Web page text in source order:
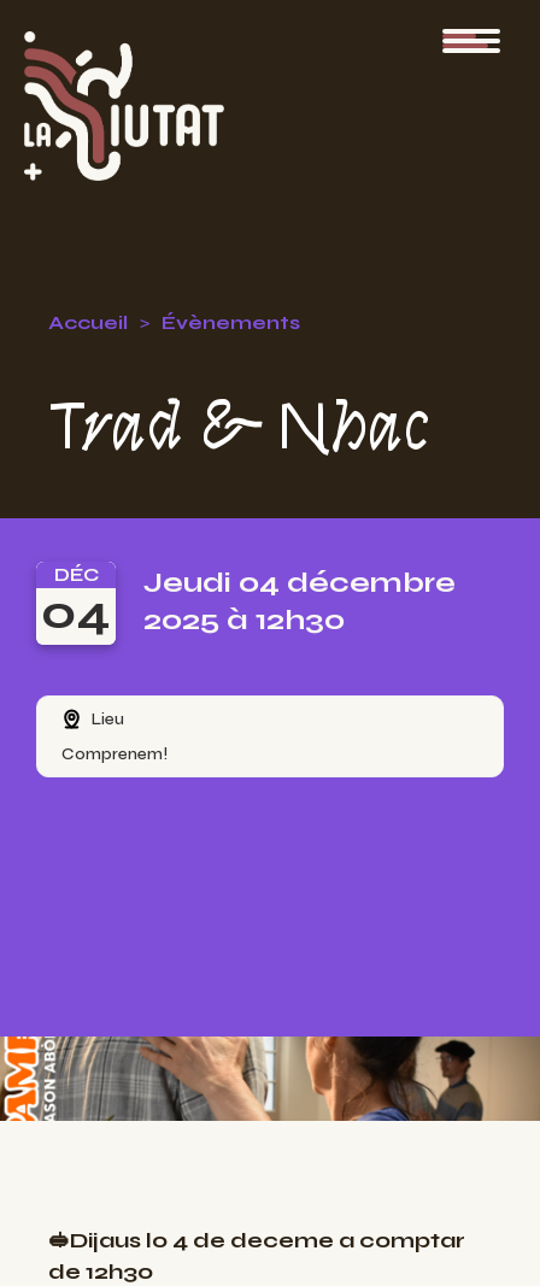
Accueil Évènements
Trad & Nhac
DÉC
04
Jeudi 04 décembre
2025 à 12h30
Lieu
Comprenem!
🥪Dijaus lo 4 de deceme a comptar
de 12h30